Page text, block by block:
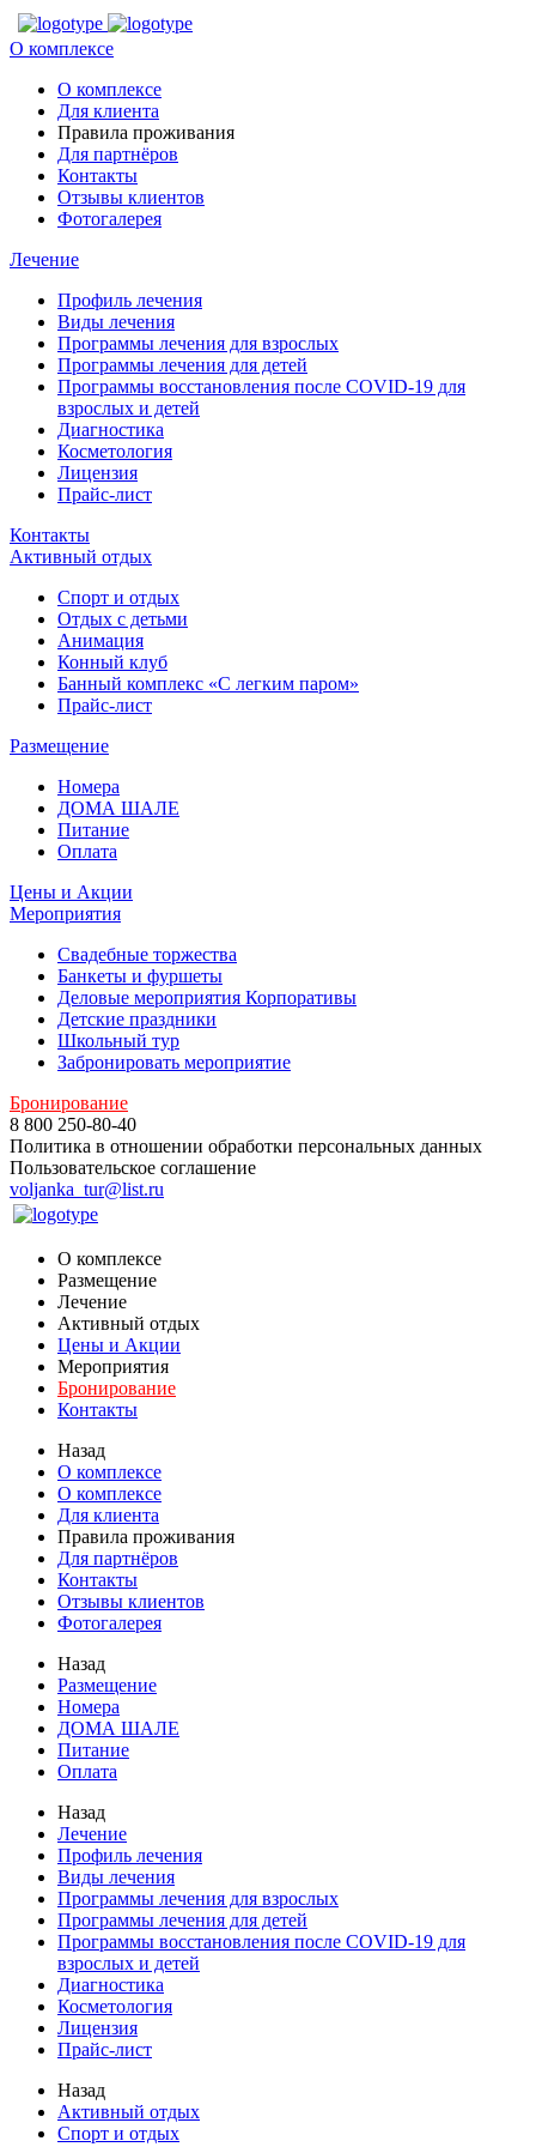
О комплексе
О комплексе
Для клиента
Правила проживания
Для партнёров
Контакты
Отзывы клиентов
Фотогалерея
Лечение
Профиль лечения
Виды лечения
Программы лечения для взрослых
Программы лечения для детей
Программы восстановления после COVID-19 для
взрослых и детей
Диагностика
Косметология
Лицензия
Прайс-лист
Контакты
Активный отдых
Спорт и отдых
Отдых с детьми
Анимация
Конный клуб
Банный комплекс «С легким паром»
Прайс-лист
Размещение
Номера
ДОМА ШАЛЕ
Питание
Оплата
Цены и Акции
Мероприятия
Свадебные торжества
Банкеты и фуршеты
Деловые мероприятия Корпоративы
Детские праздники
Школьный тур
Забронировать мероприятие
Бронирование
8 800 250-80-40
Политика в отношении обработки персональных данных
Пользовательское соглашение
voljanka_tur@list.ru
О комплексе
Размещение
Лечение
Активный отдых
Цены и Акции
Мероприятия
Бронирование
Контакты
Назад
О комплексе
О комплексе
Для клиента
Правила проживания
Для партнёров
Контакты
Отзывы клиентов
Фотогалерея
Назад
Размещение
Номера
ДОМА ШАЛЕ
Питание
Оплата
Назад
Лечение
Профиль лечения
Виды лечения
Программы лечения для взрослых
Программы лечения для детей
Программы восстановления после COVID-19 для
взрослых и детей
Диагностика
Косметология
Лицензия
Прайс-лист
Назад
Активный отдых
Спорт и отдых